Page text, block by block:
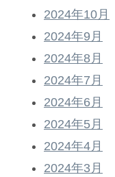
2024年10月
2024年9月
2024年8月
2024年7月
2024年6月
2024年5月
2024年4月
2024年3月